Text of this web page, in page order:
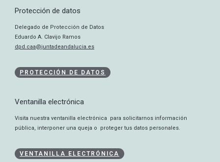
Protección de datos
Delegado de Protección de Datos
Eduardo A. Clavijo Ramos
dpd.caa@juntadeandalucia.es
PROTECCIÓN DE DATOS
Ventanilla electrónica
Visita nuestra ventanilla electrónica para solicitarnos información
pública, interponer una queja o proteger tus datos personales.
VENTANILLA ELECTRÓNICA